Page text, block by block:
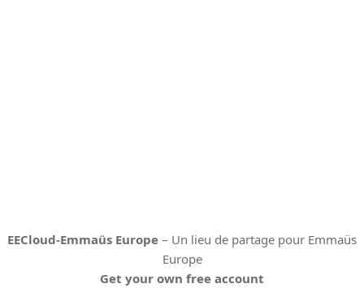
EECloud-Emmaüs Europe – Un lieu de partage pour Emmaüs
Europe
Get your own free account